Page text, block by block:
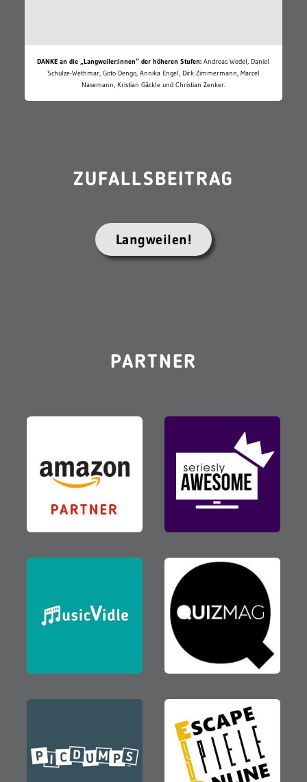
DANKE an die „Langweiler:innen“ der höheren Stufen: Andreas Wedel, Daniel
Schulze-Wethmar, Goto Dengo, Annika Engel, Dirk Zimmermann, Marcel
Nasemann, Kristian Gäckle und Christian Zenker.
ZUFALLSBEITRAG
Langweilen!
PARTNER